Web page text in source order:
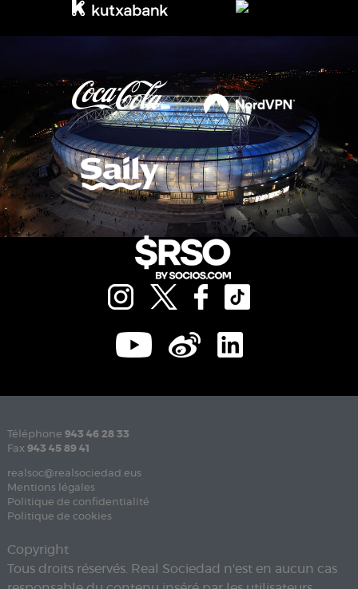
Téléphone 943 46 28 33
Fax 943 45 89 41
realsoc@realsociedad.eus
Mentions légales
Politique de confidentialité
Politique de cookies
Copyright
Tous droits réservés. Real Sociedad n'est en aucun cas